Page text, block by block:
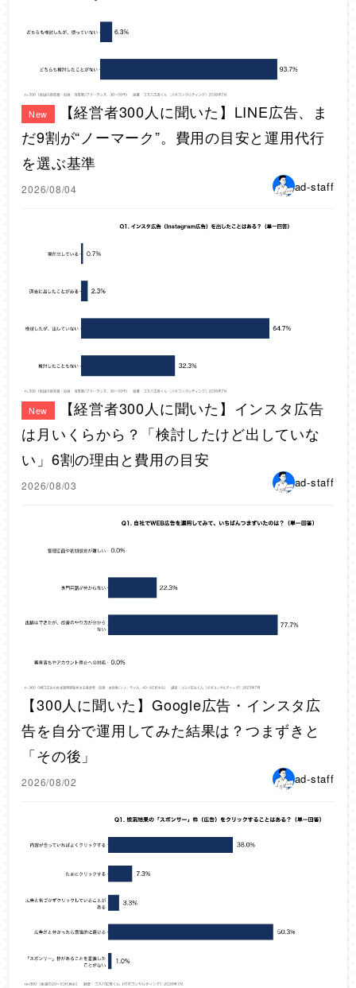
New
【経営者300人に聞いた】LINE広告、ま
だ9割が“ノーマーク”。費用の目安と運用代行
を選ぶ基準
2026/08/04 ad-staff
New
【経営者300人に聞いた】インスタ広告
は月いくらから？「検討したけど出していな
い」6割の理由と費用の目安
2026/08/03 ad-staff
【300人に聞いた】Google広告・インスタ広
告を自分で運用してみた結果は？つまずきと
「その後」
2026/08/02 ad-staff